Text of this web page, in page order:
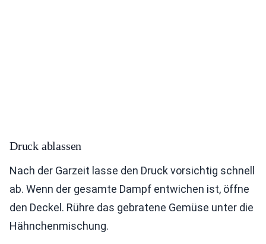
Druck ablassen
Nach der Garzeit lasse den Druck vorsichtig schnell
ab. Wenn der gesamte Dampf entwichen ist, öffne
den Deckel. Rühre das gebratene Gemüse unter die
Hähnchenmischung.